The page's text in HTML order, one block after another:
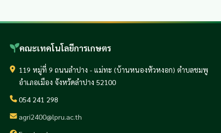
คณะเทคโนโลยีการเกษตร
119 หมู่ที่ 9 ถนนลำปาง - แม่ทะ (บ้านหนองหัวหงอก) ตำบลชมพู
อำเภอเมือง จังหวัดลำปาง 52100
054 241 298
agri2400@lpru.ac.th